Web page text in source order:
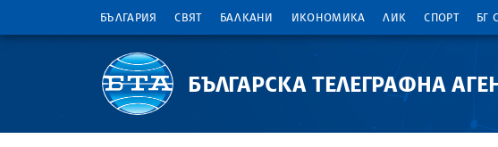
БЪЛГАРИЯ СВЯТ БАЛКАНИ ИКОНОМИКА ЛИК СПОРТ БГ
БЪЛГАРСКА ТЕЛЕГРАФНА